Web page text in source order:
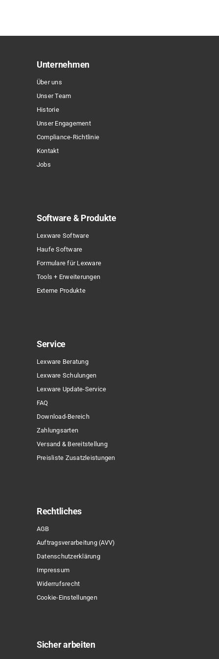
auf.
Optionen
gewählt
Unternehmen
Über uns
Unser Team
Historie
Unser Engagement
Compliance-Richtlinie
Kontakt
Jobs
Software & Produkte
Lexware Software
Haufe Software
Formulare für Lexware
Tools + Erweiterungen
Externe Produkte
Service
Lexware Beratung
Lexware Schulungen
Lexware Update-Service
FAQ
Download-Bereich
Zahlungsarten
Versand & Bereitstellung
Preisliste Zusatzleistungen
Rechtliches
AGB
Auftragsverarbeitung (AVV)
Datenschutzerklärung
Impressum
Widerrufsrecht
Cookie-Einstellungen
Sicher arbeiten